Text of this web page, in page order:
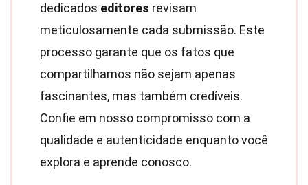
dedicados editores revisam
meticulosamente cada submissão. Este
processo garante que os fatos que
compartilhamos não sejam apenas
fascinantes, mas também credíveis.
Confie em nosso compromisso com a
qualidade e autenticidade enquanto você
explora e aprende conosco.